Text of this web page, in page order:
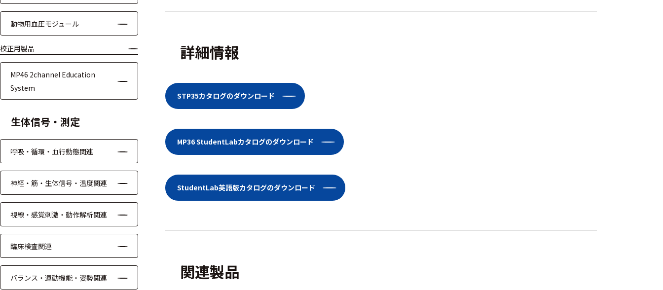
フィルタ
ソフトウ
機器
ゴニオメ
ータ
アイトラ
ッキング
プローブ
計測機器
動物用血圧モジュール
校正用製品
MP46 2channel Education
System
生体信号・測定
呼吸・循環・血行動態関連
神経・筋・生体信号・温度関連
視線・感覚刺激・動作解析関連
臨床検査関連
バランス・運動機能・姿勢関連
詳細情報
STP35カタログのダウンロード
MP36 StudentLabカタログのダウンロード
StudentLab英語版カタログのダウンロード
関連製品